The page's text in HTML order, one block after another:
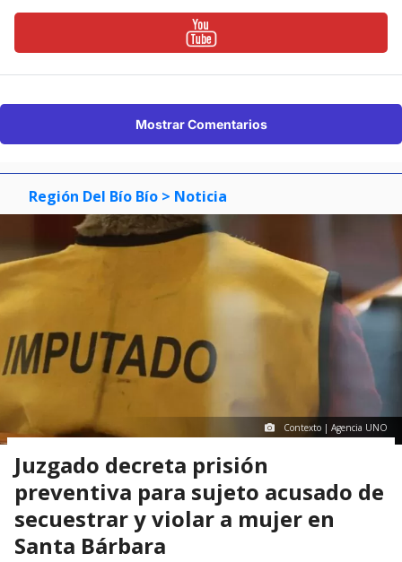
Mostrar Comentarios
Región Del Bío Bío > Noticia
Contexto | Agencia UNO
Juzgado decreta prisión
preventiva para sujeto acusado de
secuestrar y violar a mujer en
Santa Bárbara